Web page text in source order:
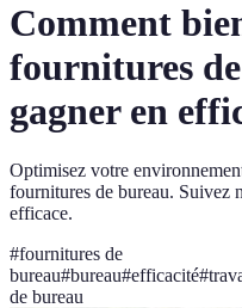
Comment
fournitures
gagner en
Optimisez votre
fournitures de bureau. Suivez
efficace.
#fournitures de
bureau#bureau#efficacité#
de bureau